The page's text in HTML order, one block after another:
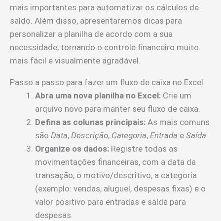
mais importantes para automatizar os cálculos de
saldo. Além disso, apresentaremos dicas para
personalizar a planilha de acordo com a sua
necessidade, tornando o controle financeiro muito
mais fácil e visualmente agradável.
Passo a passo para fazer um fluxo de caixa no Excel
Abra uma nova planilha no Excel: Crie um
arquivo novo para manter seu fluxo de caixa.
Defina as colunas principais: As mais comuns
são Data, Descrição, Categoria, Entrada e Saída.
Organize os dados: Registre todas as
movimentações financeiras, com a data da
transação, o motivo/descritivo, a categoria
(exemplo: vendas, aluguel, despesas fixas) e o
valor positivo para entradas e saída para
despesas.